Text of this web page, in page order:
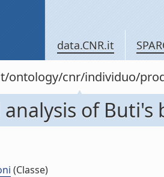
data.CNR.it
ontology/cnr/individuo/
of
(Classe)